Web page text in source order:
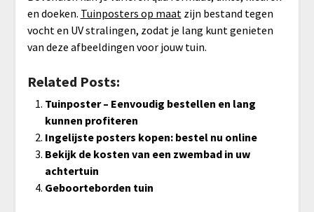
en doeken. Tuinposters op maat zijn bestand tegen
vocht en UV stralingen, zodat je lang kunt genieten
van deze afbeeldingen voor jouw tuin.
Related Posts:
Tuinposter – Eenvoudig bestellen en lang
kunnen profiteren
Ingelijste posters kopen: bestel nu online
Bekijk de kosten van een zwembad in uw
achtertuin
Geboorteborden tuin